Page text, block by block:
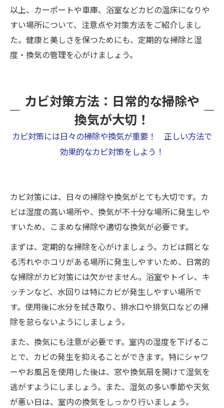
以上、カーポートや車庫、浴室などカビの温床になりや
すい場所について、注意点や対策方法をご紹介しまし
た。健康と美しさを保つためにも、定期的な掃除と湿
度・換気の管理を心がけましょう。
カビ対策方法：日常的な掃除や
換気が大切！
カビ対策には日々の掃除や換気が重要！ 正しい方法で
効果的なカビ対策をしよう！
カビ対策には、日々の掃除や換気がとても大切です。カ
ビは湿度の高い場所や、換気が不十分な場所に発生しや
すいため、こまめな掃除や適切な換気が必要です。
まずは、定期的な掃除を心がけましょう。カビは餌とな
る汚れやホコリがある場所に発生しやすいため、日常的
な掃除がカビ対策には欠かせません。浴室やトイレ、キ
ッチンなど、水回りは特にカビが発生しやすい場所で
す。使用後に水分を拭き取り、排水口や排気口などの掃
除を怠らないようにしましょう。
また、換気にも注意が必要です。室内の湿度を下げるこ
とで、カビの発生を抑えることができます。特にシャワ
ーやお風呂を使用した後は、窓や換気扇を開けて湿気を
逃がすようにしましょう。また、湿気の多い季節や天気
が悪い日は、室内の換気をしっかり行いましょう。